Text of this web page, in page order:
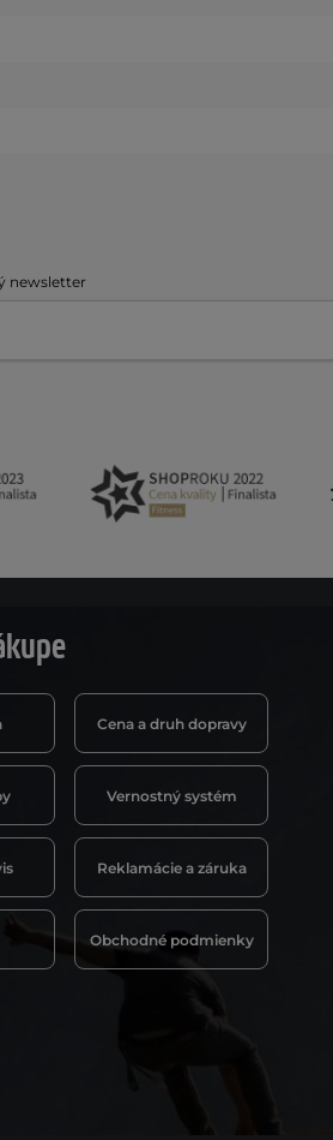
newsletter
Cena a druh dopravy
Vernostný systém
Reklamácie a záruka
Obchodné podmienky